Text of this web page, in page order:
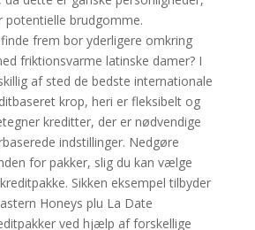
potentielle brudgomme.
frem bor yderligere omkring
friktionsvarme latinske damer? I
af sted de bedste internationale
krop, heri er fleksibelt og
kreditter, der er nødvendige
indstillinger. Nedgøre
for pakker, slig du kan vælge
Sikken eksempel tilbyder
Honeys plu La Date
ved hjælp af forskellige